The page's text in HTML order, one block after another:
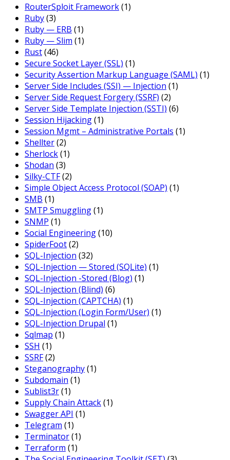
RouterSploit Framework(1)
Ruby(3)
Ruby — ERB (1)
Ruby — Slim (1)
Rust(46)
Secure Socket Layer (SSL) (1)
Security Assertion Markup Language (SAML) (1)
Server Side Includes (SSI) — Injection (1)
Server Side Request Forgery (SSRF) (2)
Server Side Template Injection (SSTI) (6)
Session Hijacking(1)
Session Mgmt – Administrative Portals (1)
Shellter(2)
Sherlock(1)
Shodan (3)
Silky-CTF(2)
Simple Object Access Protocol (SOAP) (1)
SMB (1)
SMTP Smuggling(1)
SNMP (1)
Social Engineering(10)
SpiderFoot(2)
SQL-Injection (32)
SQL-Injection — Stored (SQLite) (1)
SQL-Injection -Stored (Blog) (1)
SQL-Injection (Blind) (6)
SQL-Injection (CAPTCHA) (1)
SQL-Injection (Login Form/User) (1)
SQL-Injection Drupal (1)
Sqlmap (1)
SSH (1)
SSRF(2)
Steganography(1)
Subdomain (1)
Sublist3r(1)
Supply Chain Attack(1)
Swagger API (1)
Telegram (1)
Terminator(1)
Terraform (1)